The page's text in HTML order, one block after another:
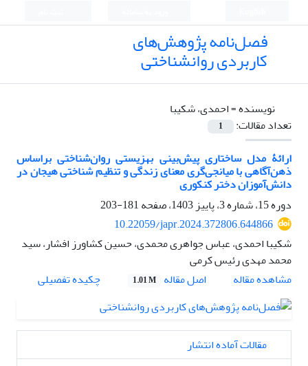
فصل‌نامه پژوهش‌های
کاربردی روانشناختی
نویسنده =احمدی، شکیبا
تعداد مقالات:
1
ارائۀ مدل ساختاری پیش‌بینی بهزیستی روان‌شناختی براساس
ذهن‌آگاهی با میانجی‌گری معنای زندگی و تنظیم شناختی هیجان در
دانش‌آموزان دختر کنکوری
دوره 15، شماره 3، پاییز 1403، صفحه
181-203
10.22059/japr.2024.372806.644866
شکیبا احمدی، عباس جواهری محمدی، حسین کشاورز افشار، سید
محمد مهدی رئیس کرمی
مشاهده مقاله
اصل مقاله 1.01 M چکیده تفصیلی
مقالات آماده انتشار